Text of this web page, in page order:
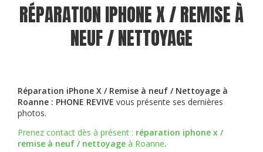
RÉPARATION IPHONE X / REMISE À
NEUF / NETTOYAGE
Réparation iPhone X / Remise à neuf / Nettoyage à
Roanne : PHONE REVIVE vous présente ses dernières
photos.
Prenez contact dès à présent : réparation iphone x /
remise à neuf / nettoyage à Roanne.